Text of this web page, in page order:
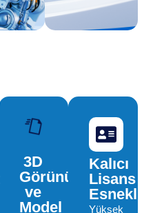
3D
Görünüm
ve
Model
Kalıcı
Lisans
Yüksek